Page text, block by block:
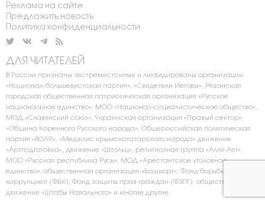
Реклама на сайте
Предложить новость
Политика конфиденциальности
ДЛЯ ЧИТАТЕЛЕЙ
В России признаны экстремистскими и ликвидированы организации
«Национал-большевистская партия», «Свидетели Иеговы», Рязанская
городская общественная патриотическая организация «Русское
национальное единство», МОО «Национал-социалистическое общество»,
МОД «Славянский союз», Украинская организация «Правый сектор»,
«Община Коренного Русского народа», Общероссийская политическая
партия «ВОЛЯ», «Меджлис крымскотатарского народа» движение
«Артподготовка», движение «Штольц», религиозная группа «Алля-Аят»,
МОО «Русская республика Русь», МОД «Арестантское уголовное
единство», общественная организация «Башкорт», Фонд борьбы с
коррупцией (ФБК), Фонд защиты прав граждан (ФЗПГ), общественное
движение «Штабы Навального» и многие другие.